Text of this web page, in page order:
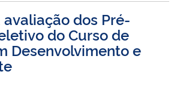
dos Pré-
do Curso de
Desenvolvimento e